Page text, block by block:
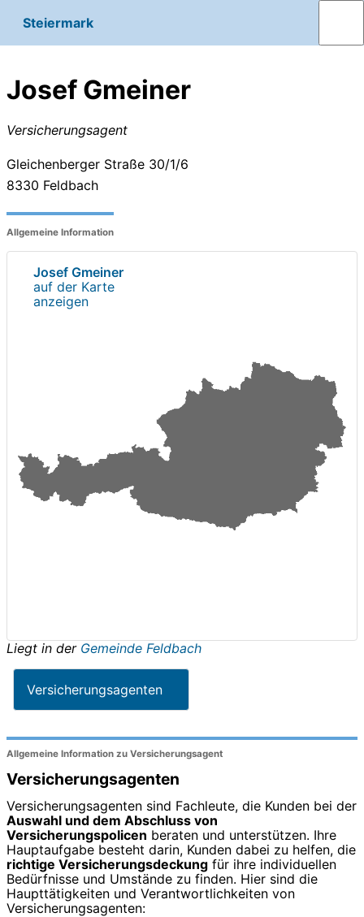
Steiermark
Josef Gmeiner
Versicherungsagent
Gleichenberger Straße 30/1/6
8330 Feldbach
Allgemeine Information
Josef Gmeiner
auf der Karte
anzeigen
Liegt in der Gemeinde Feldbach
Versicherungsagenten
Allgemeine Information zu Versicherungsagent
Versicherungsagenten
Versicherungsagenten sind Fachleute, die Kunden bei der
Auswahl und dem Abschluss von
Versicherungspolicen beraten und unterstützen. Ihre
Hauptaufgabe besteht darin, Kunden dabei zu helfen, die
richtige Versicherungsdeckung für ihre individuellen
Bedürfnisse und Umstände zu finden. Hier sind die
Haupttätigkeiten und Verantwortlichkeiten von
Versicherungsagenten: